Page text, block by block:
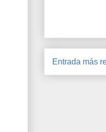
Entrada más